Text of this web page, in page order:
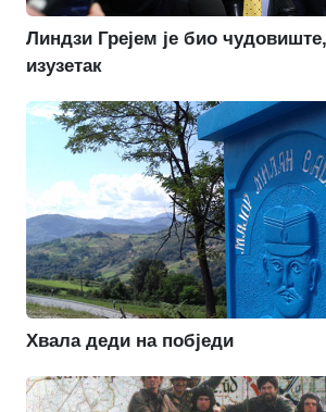
Линдзи Грејем је био
изузетак
Хвала деди на побједи